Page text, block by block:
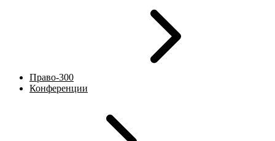
Право-300
Конференции